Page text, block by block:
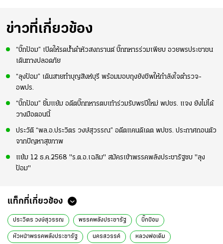
ข่าวที่เกี่ยวข้อง
“บิ๊กป้อม” เปิดให้รดน้ำดำหัวสงกรานต์ บิ๊กทหารร่วมเพียบ อวยพรประชาชน
เดินทางปลอดภัย
“ลุงป้อม” เดินสายทำบุญสิงห์บุรี พร้อมมอบถุงยังชีพให้กำลังใจตำรวจ-
อพปร.
“บิ๊กป้อม” ยิ้มแย้ม อดีตบิ๊กทหารตบเท้าร่วมรับพรปีใหม่ พปชร. แจง ยังไม่ได้
วางมือตอนนี้
ประวัติ “พล.อ.ประวิตร วงษ์สุวรรณ” อดีตแคนดิเดต พปชร. ประกาศถอนตัว
จากปัญหาสุขภาพ
แย้ม 12 ธ.ค.2568 "ร.ต.อ.เฉลิม" สมัครเข้าพรรคพลังประชารัฐซบ "ลุง
ป้อม"
แท็กที่เกี่ยวข้อง
ประวิตร วงษ์สุวรรณ พรรคพลังประชารัฐ บิ๊กป้อม
หัวหน้าพรรคพลังประชารัฐ นครสวรรค์ หลวงพ่อเดิม